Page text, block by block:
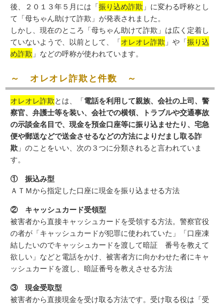
後、２０１３年５月には「振り込め詐欺 」に変わる呼称とし
て「母ちゃん助けて詐欺」が発表されました。
しかし、現在のところ「母ちゃん助けて詐欺」は広く定着し
ていないようで、以前として、「オレオレ詐欺 」や「振り込
め詐欺 」などの呼称が使われています。
～ オレオレ詐欺と件数 ～
オレオレ詐欺とは、「電話を利用して親族、会社の上司、警
察官、弁護士等を装い、会社での横領、トラブルや交通事故
の示談金名目で、現金を預金口座等に振り込ませたり、宅急
便や郵送などで送金させるなどの方法によりだまし取る詐
欺 」のことをいい、次の３つに分類されると言われていま
す。
① 振込み型
ＡＴＭから指定した口座に現金を振り込ませる方法
② キャッシュカード受領型
被害者から直接キャッシュカードを受領する方法。警察官役
の者が「キャッシュカードが犯罪に使われていた」「口座凍
結したいのでキャッシュカードを渡して暗証 番号を教えて
欲しい」などと電話をかけ、被害者方に向かわせた者にキャ
ッシュカードを渡し、暗証番号を教えさせる方法
③ 現金受取型
被害者から直接現金を受け取る方法です。受け取る役は「受